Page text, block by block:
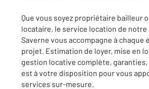
Que vous soyez propriétaire bailleur
locataire, le service location de notre
Saverne vous accompagne à chaque
projet. Estimation de loyer, mise en
gestion locative complète,
est à votre disposition pour vous
services sur-mesure.